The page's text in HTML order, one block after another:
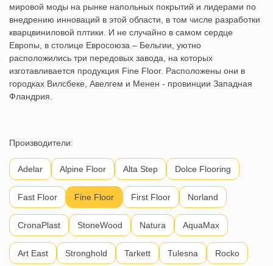
мировой моды на рынке напольных покрытий и лидерами по
внедрению инноваций в этой области, в том числе разработки
кварцвиниловой плтики. И не случайно в самом сердце
Европы, в столице Евросоюза – Бельгии, уютно
расположились три передовых завода, на которых
изготавливается продукция Fine Floor. Расположены они в
городках Вилсбеке, Авелгем и Менен - провинции Западная
Фландрия.
Производители:
Adelar Alpine Floor Alta Step Dolce Flooring
Fast Floor Fine Floor First Floor Norland
CronaPlast StoneWood Natura AquaMax
Art East Stronghold Tarkett Tulesna Rocko